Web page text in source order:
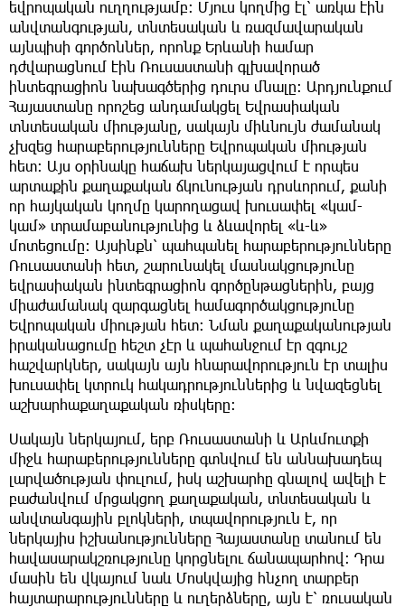
եվրոպական ուղղությամբ։ Մյուս կողմից էլ՝ առկա էին
անվտանգության, տնտեսական և ռազմավարական
այնպիսի գործոններ, որոնք Երևանի համար
դժվարացնում էին Ռուսաստանի գլխավորած
ինտեգրացիոն նախագծերից դուրս մնալը։ Արդյունքում
Հայաստանը որոշեց անդամակցել Եվրասիական
տնտեսական միությանը, սակայն միևնույն ժամանակ
չխզեց հարաբերությունները Եվրոպական միության
հետ։ Այս օրինակը հաճախ ներկայացվում է որպես
արտաքին քաղաքական ճկունության դրսևորում, քանի
որ հայկական կողմը կարողացավ խուսափել «կամ-
կամ» տրամաբանությունից և ձևավորել «և-և»
մոտեցումը։ Այսինքն՝ պահպանել հարաբերությունները
Ռուսաստանի հետ, շարունակել մասնակցությունը
եվրասիական ինտեգրացիոն գործընթացներին, բայց
միաժամանակ զարգացնել համագործակցությունը
Եվրոպական միության հետ։ Նման քաղաքականության
իրականացումը հեշտ չէր և պահանջում էր զգույշ
հաշվարկներ, սակայն այն հնարավորություն էր տալիս
խուսափել կտրուկ հակադրություններից և նվազեցնել
աշխարհաքաղաքական ռիսկերը։
Սակայն ներկայում, երբ Ռուսաստանի և Արևմուտքի
միջև հարաբերությունները գտնվում են աննախադեպ
լարվածության փուլում, իսկ աշխարհը գնալով ավելի է
բաժանվում մրցակցող քաղաքական, տնտեսական և
անվտանգային բլոկների, տպավորություն է, որ
ներկայիս իշխանությունները Հայաստանը տանում են
հավասարակշռությունը կորցնելու ճանապարհով։ Դրա
մասին են վկայում նաև Մոսկվայից հնչող տարբեր
հայտարարությունները և ուղերձները, այն է՝ ռուսական